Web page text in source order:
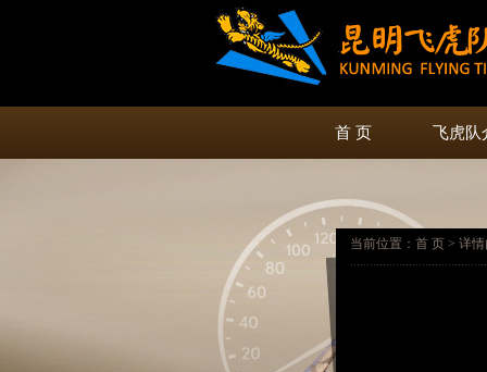
首 页 飞虎队
当前位置：首 页 > 详